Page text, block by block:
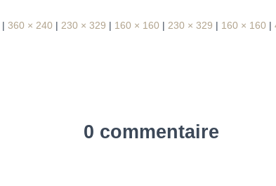
| 360 × 240 | 230 × 329 | 160 × 160 | 230 × 329 | 160 × 160 |
0 commentaire